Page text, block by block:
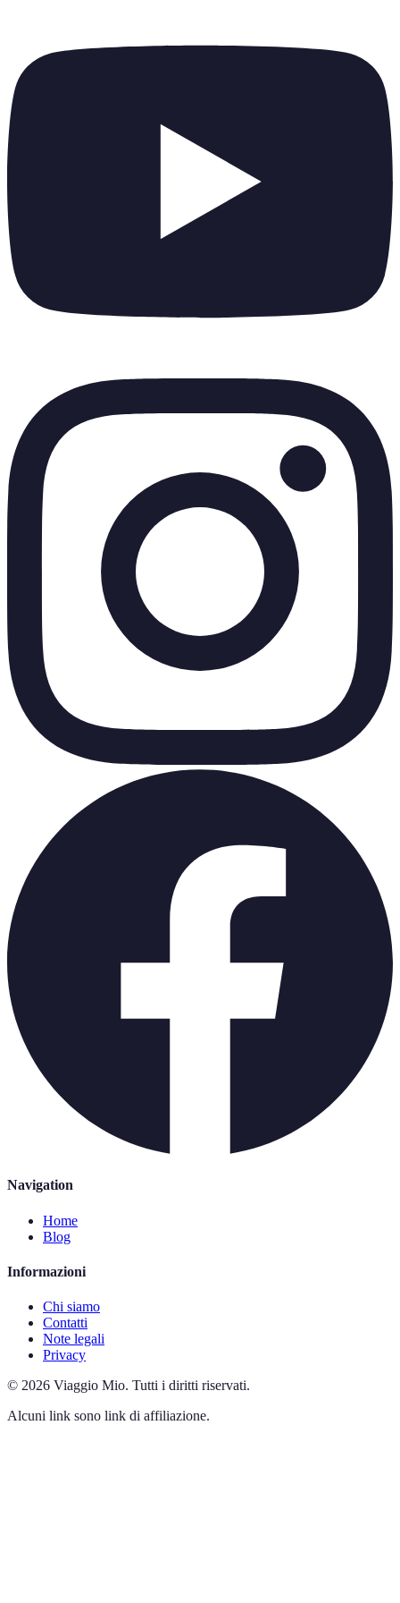
Navigation
Home
Blog
Informazioni
Chi siamo
Contatti
Note legali
Privacy
© 2026 Viaggio Mio. Tutti i diritti riservati.
Alcuni link sono link di affiliazione.